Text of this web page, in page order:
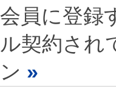
会員に登録
ル契約され
ン »